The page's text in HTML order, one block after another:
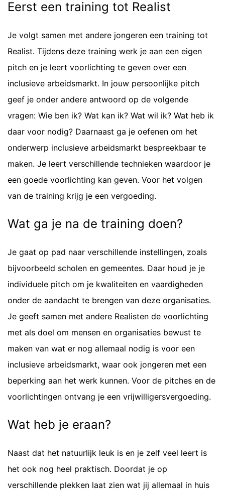
Eerst een training tot Realist
Je volgt samen met andere jongeren een training tot
Realist. Tijdens deze training werk je aan een eigen
pitch en je leert voorlichting te geven over een
inclusieve arbeidsmarkt. In jouw persoonlijke pitch
geef je onder andere antwoord op de volgende
vragen: Wie ben ik? Wat kan ik? Wat wil ik? Wat heb ik
daar voor nodig? Daarnaast ga je oefenen om het
onderwerp inclusieve arbeidsmarkt bespreekbaar te
maken. Je leert verschillende technieken waardoor je
een goede voorlichting kan geven. Voor het volgen
van de training krijg je een vergoeding.
Wat ga je na de training doen?
Je gaat op pad naar verschillende instellingen, zoals
bijvoorbeeld scholen en gemeentes. Daar houd je je
individuele pitch om je kwaliteiten en vaardigheden
onder de aandacht te brengen van deze organisaties.
Je geeft samen met andere Realisten de voorlichting
met als doel om mensen en organisaties bewust te
maken van wat er nog allemaal nodig is voor een
inclusieve arbeidsmarkt, waar ook jongeren met een
beperking aan het werk kunnen. Voor de pitches en de
voorlichtingen ontvang je een vrijwilligersvergoeding.
Wat heb je eraan?
Naast dat het natuurlijk leuk is en je zelf veel leert is
het ook nog heel praktisch. Doordat je op
verschillende plekken laat zien wat jij allemaal in huis